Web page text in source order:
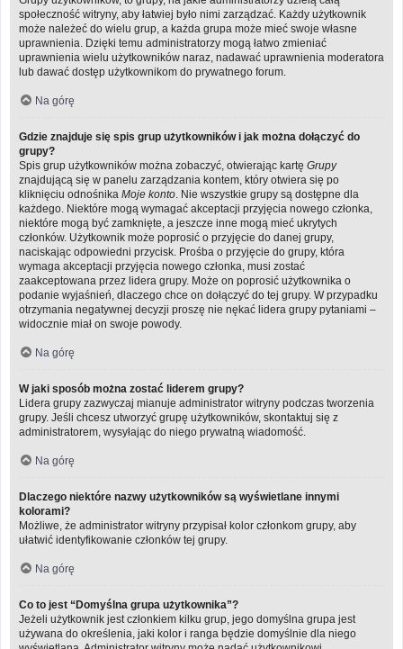
społeczność witryny, aby łatwiej było nimi zarządzać. Każdy użytkownik
może należeć do wielu grup, a każda grupa może mieć swoje własne
uprawnienia. Dzięki temu administratorzy mogą łatwo zmieniać
uprawnienia wielu użytkowników naraz, nadawać uprawnienia moderatora
lub dawać dostęp użytkownikom do prywatnego forum.
Na górę
Gdzie znajduje się spis grup użytkowników i jak można dołączyć do
grupy?
Spis grup użytkowników można zobaczyć, otwierając kartę Grupy
znajdującą się w panelu zarządzania kontem, który otwiera się po
kliknięciu odnośnika Moje konto . Nie wszystkie grupy są dostępne dla
każdego. Niektóre mogą wymagać akceptacji przyjęcia nowego członka,
niektóre mogą być zamknięte, a jeszcze inne mogą mieć ukrytych
członków. Użytkownik może poprosić o przyjęcie do danej grupy,
naciskając odpowiedni przycisk. Prośba o przyjęcie do grupy, która
wymaga akceptacji przyjęcia nowego członka, musi zostać
zaakceptowana przez lidera grupy. Może on poprosić użytkownika o
podanie wyjaśnień, dlaczego chce on dołączyć do tej grupy. W przypadku
otrzymania negatywnej decyzji proszę nie nękać lidera grupy pytaniami –
widocznie miał on swoje powody.
Na górę
W jaki sposób można zostać liderem grupy?
Lidera grupy zazwyczaj mianuje administrator witryny podczas tworzenia
grupy. Jeśli chcesz utworzyć grupę użytkowników, skontaktuj się z
administratorem, wysyłając do niego prywatną wiadomość.
Na górę
Dlaczego niektóre nazwy użytkowników są wyświetlane innymi
kolorami?
Możliwe, że administrator witryny przypisał kolor członkom grupy, aby
ułatwić identyfikowanie członków tej grupy.
Na górę
Co to jest “Domyślna grupa użytkownika”?
Jeżeli użytkownik jest członkiem kilku grup, jego domyślna grupa jest
używana do określenia, jaki kolor i ranga będzie domyślnie dla niego